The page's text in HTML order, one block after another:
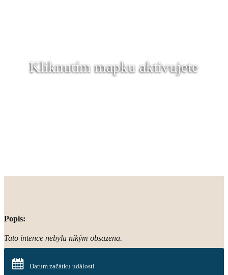
Kliknutím mapku aktivujete
Popis:
Tato intence nebyla nikým obsazena.
Datum začátku události